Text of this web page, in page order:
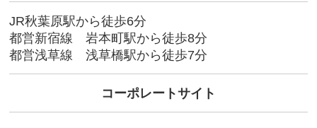
JR秋葉原駅から徒歩6分
都営新宿線 岩本町駅から徒歩8分
都営浅草線 浅草橋駅から徒歩7分
コーポレートサイト